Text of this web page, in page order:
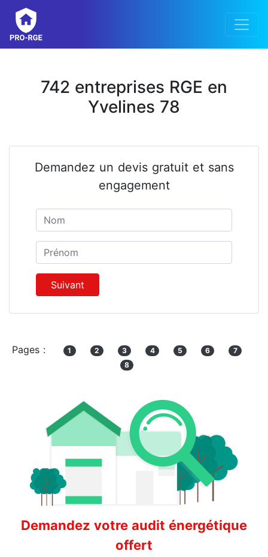
742 entreprises RGE en
Yvelines 78
Demandez un devis gratuit et sans
engagement
Prénom
Suivant
Pages : 1 2 3 4 5 6
7
8
Demandez votre audit énergétique
offert